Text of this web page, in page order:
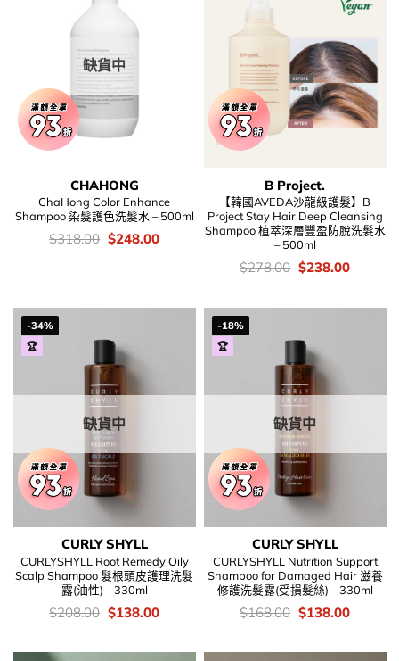
缺貨中
CHAHONG
ChaHong Color Enhance
Shampoo 染髮護色洗髮水 – 500ml
價
$318.00 Original
$248.00Current
B Project.
【韓國AVEDA沙龍級護髮】B
Project Stay Hair Deep Cleansing
Shampoo 植萃深層豐盈防脫洗髮水
– 500ml
價
$278.00 Original
$278.00.
$238.00Current
-34%
🏆
缺貨中
CURLY SHYLL
CURLYSHYLL Root Remedy Oily
Scalp Shampoo 髮根頭皮護理洗髮
露(油性) – 330ml
價
錢：
$208.00 Original
price
$208.00.
$138.00Current
$138.00.
-18%
🏆
缺貨中
CURLY SHYLL
CURLYSHYLL Nutrition Support
Shampoo for Damaged Hair 滋養
修護洗髮露(受損髮絲) – 330ml
價
錢：
$168.00 Original
price
$168.00.
$138.00Current